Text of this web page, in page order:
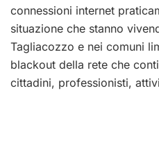
connessioni internet
situazione che stanno
Tagliacozzo e nei comuni
blackout della rete che
cittadini, professionisti,